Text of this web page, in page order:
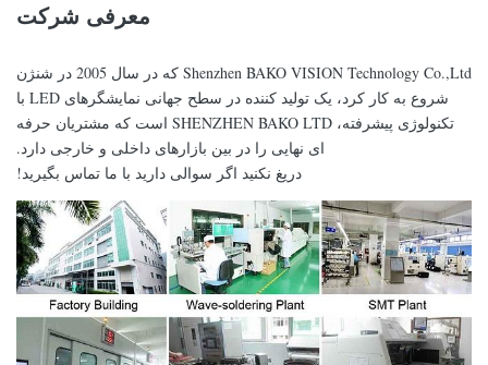
معرفی شرکت
Shenzhen BAKO VISION Technology Co.,Ltd که در سال 2005 در شنژن
شروع به کار کرد، یک تولید کننده در سطح جهانی نمایشگرهای LED با
تکنولوژی پیشرفته، SHENZHEN BAKO LTD است که مشتریان حرفه
ای نهایی را در بین بازارهای داخلی و خارجی دارد.
دریغ نکنید اگر سوالی دارید با ما تماس بگیرید!